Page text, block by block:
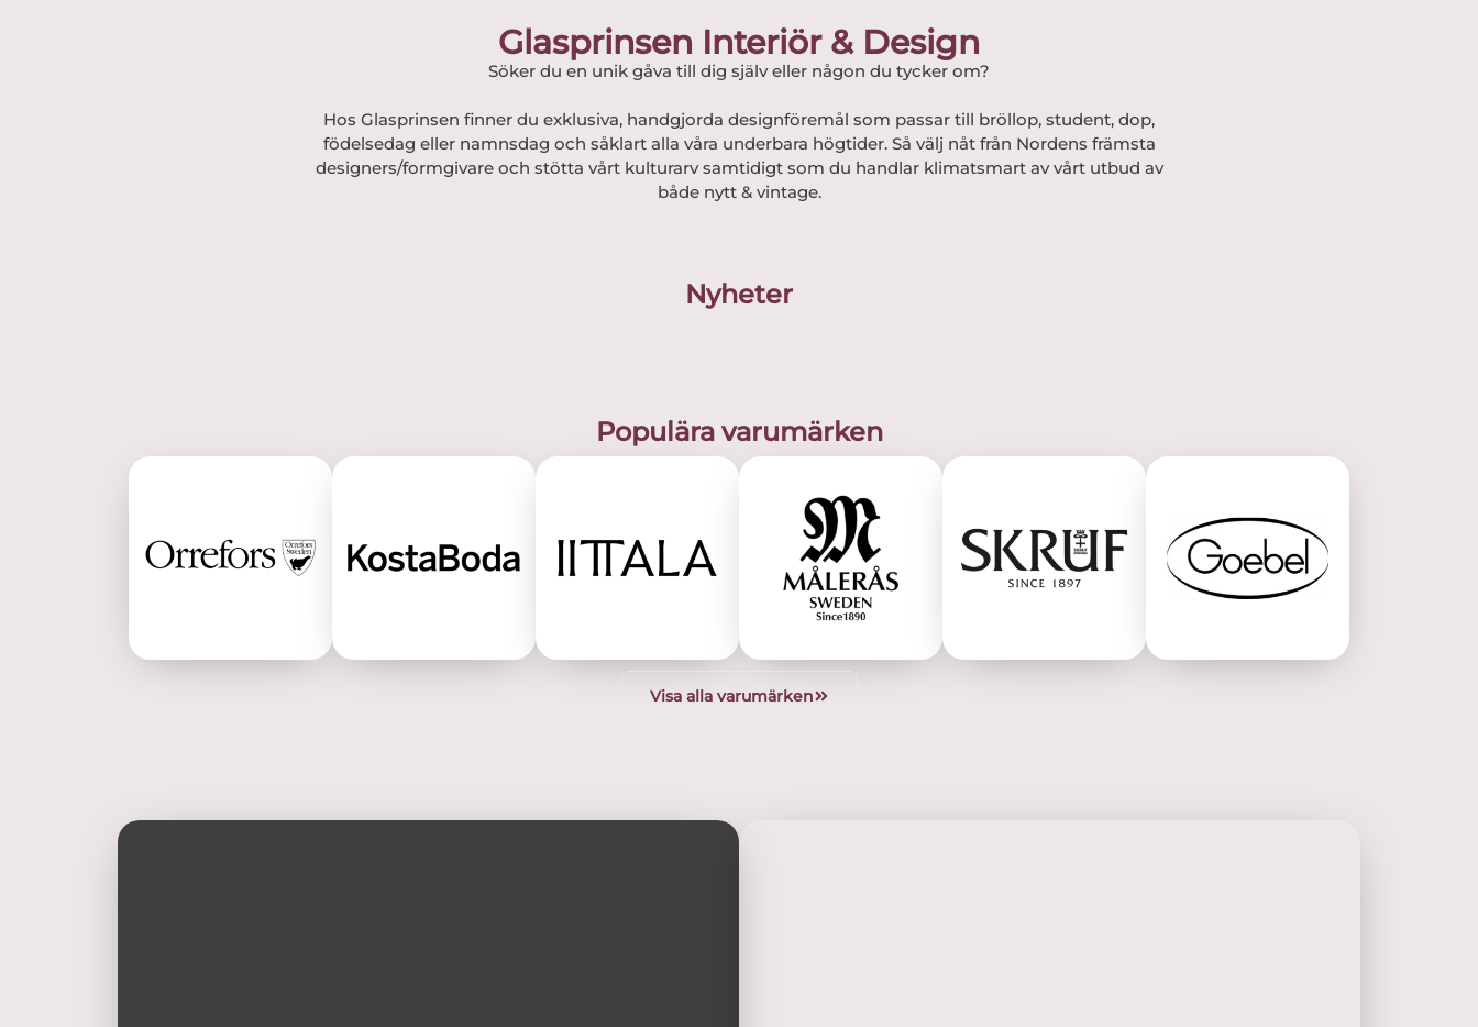
Glasprinsen Interiör & Design
Söker du en unik gåva till dig själv eller någon du tycker om?
Hos Glasprinsen finner du exklusiva, handgjorda designföremål som passar till bröllop, student, dop,
födelsedag eller namnsdag och såklart alla våra underbara högtider. Så välj nåt från Nordens främsta
designers/formgivare och stötta vårt kulturarv samtidigt som du handlar klimatsmart av vårt utbud av
både nytt & vintage.
Nyheter
Populära varumärken
Visa alla varumärken